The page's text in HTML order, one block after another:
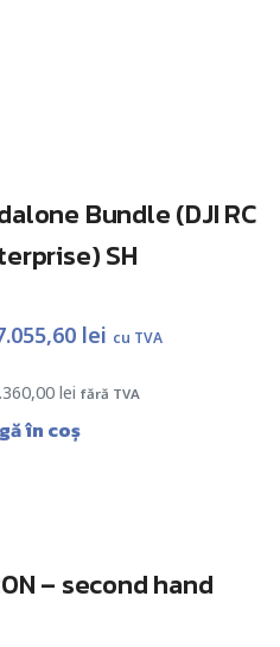
Bundle (DJI RC
SH
lei fără TVA
lei cu TVA
în coș
– second hand